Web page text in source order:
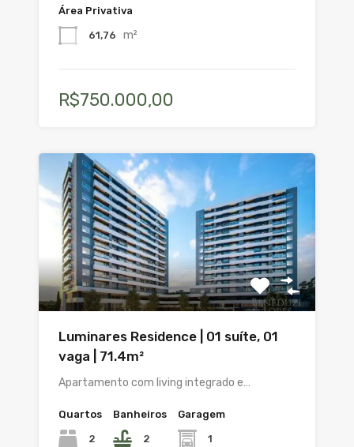
Área Privativa
61,76 m²
R$750.000,00
Luminares Residence | 01 suíte, 01
vaga | 71.4m²
Apartamento com living integrado e…
Quartos
2
Banheiros
2
Garagem
1